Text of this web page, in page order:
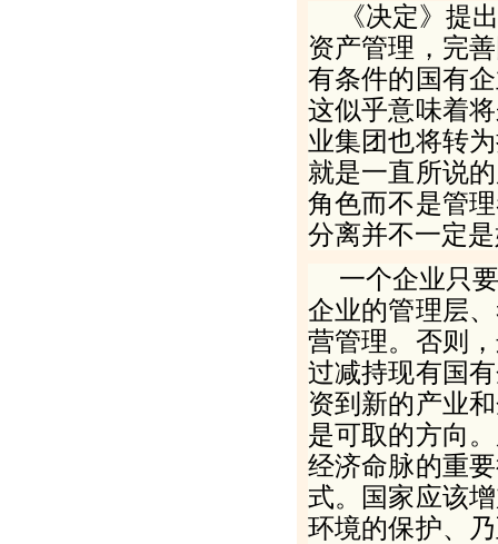
《决定》提
资产管理，完
有条件的国有
这似乎意味着
业集团也将转
就是一直所说
角色而不是管
分离并不一定
一个企业只
企业的管理层
营管理。否则
过减持现有国
资到新的产业
是可取的方向
经济命脉的重
式。国家应该
环境的保护、